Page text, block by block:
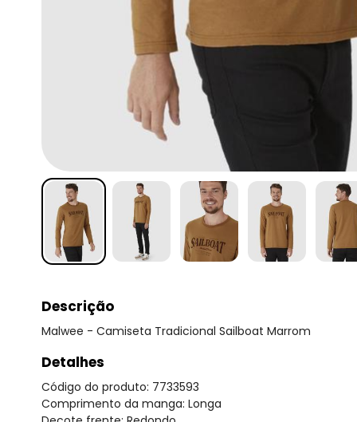
Descrição
Malwee - Camiseta Tradicional Sailboat Marrom
Detalhes
Código do produto: 7733593
Comprimento da manga: Longa